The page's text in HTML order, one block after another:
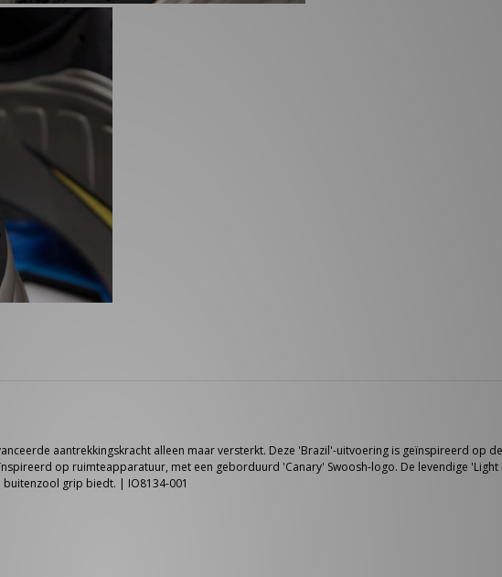
aantrekkingskracht alleen maar versterkt. Deze 'Brazil'-uitvoering is geïnspireerd op
op ruimteapparatuur, met een geborduurd 'Canary' Swoosh-logo. De levendige 'Light
grip biedt. | IO8134-001